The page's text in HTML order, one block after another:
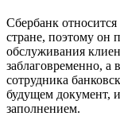
Сбербанк
стране, поэтому он
обслуживания
заблаговременно, а
сотрудника
будущем документ,
заполнением.